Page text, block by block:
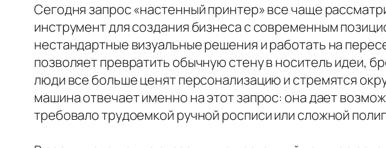
Сегодня запрос «настенный принтер» все чаще
инструмент для создания бизнеса с современным
нестандартные визуальные решения и работать на
позволяет превратить обычную стену в носитель идеи,
люди все больше ценят персонализацию и стремятся
машина отвечает именно на этот запрос: она дает
требовало трудоемкой ручной росписи или сложной